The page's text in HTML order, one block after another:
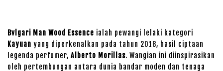
Bvlgari Man Wood Essence ialah pewangi lelaki kategori
Kayuan yang diperkenalkan pada tahun 2018, hasil ciptaan
legenda perfumer, Alberto Morillas. Wangian ini diinspirasikan
oleh pertembungan antara dunia bandar moden dan tenaga